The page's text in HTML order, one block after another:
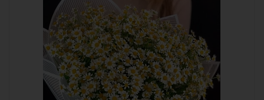
белый
Описание
танацетум (полевая ромашка), лента,
дизайнерская упаковка